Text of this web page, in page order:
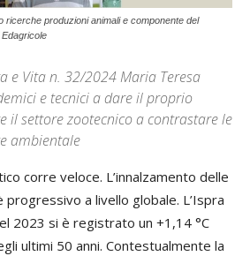
ricerche produzioni animali e componente del
e Vita n. 32/2024 Maria Teresa
e tecnici a dare il proprio
il settore zootecnico a contrastare le
ambientale
corre veloce. L’innalzamento delle
a livello globale. L’Ispra
2023 si è registrato un +1,14 °C
ultimi 50 anni. Contestualmente la